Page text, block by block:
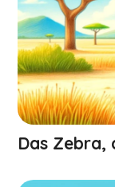
Das Zebra,